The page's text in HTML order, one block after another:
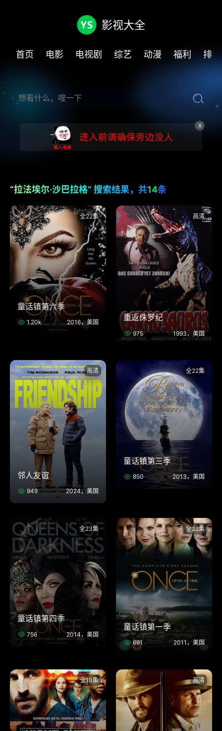
影视大全
首页 电影 电视剧 综艺 动漫 福利 排
X
“拉法埃尔·沙巴拉格” 搜索结果，共14条
全22集
童话镇第六季
1.20k 2016，美国
高清
重返侏罗纪
975 1993，美国
高清
邻人友谊
949 2024，美国
全22集
童话镇第三季
850 2013，美国
全23集
童话镇第四季
756 2014，美国
全22集
童话镇第一季
691 2011，美国
全10集 高清